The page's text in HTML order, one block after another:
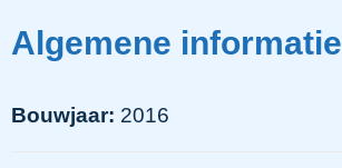
Algemene informatie
Bouwjaar: 2016